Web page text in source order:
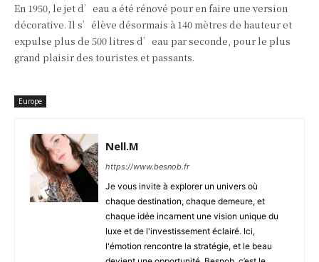
En 1950, le jet d’eau a été rénové pour en faire une version
décorative. Il s’élève désormais à 140 mètres de hauteur et
expulse plus de 500 litres d’eau par seconde, pour le plus
grand plaisir des touristes et passants.
Europe
Nell.M
https://www.besnob.fr
Je vous invite à explorer un univers où
chaque destination, chaque demeure, et
chaque idée incarnent une vision unique du
luxe et de l'investissement éclairé. Ici,
l'émotion rencontre la stratégie, et le beau